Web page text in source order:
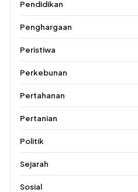
Pendidikan
Penghargaan
Peristiwa
Perkebunan
Pertahanan
Pertanian
Politik
Sejarah
Sosial